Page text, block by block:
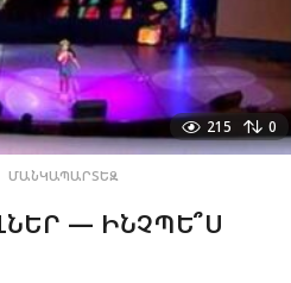
215 0
,ՄԱՆԿԱՊԱՐՏԵԶ
— ԻՆՉՊԵ՞Ս